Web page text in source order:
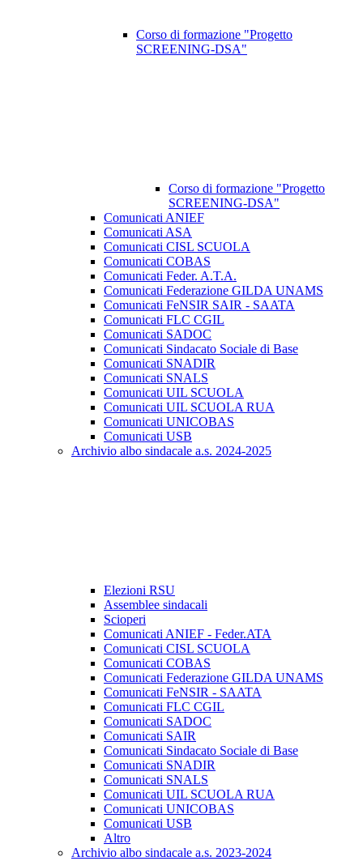
Corso di formazione "Progetto
SCREENING-DSA"
Corso di formazione "Progetto
SCREENING-DSA"
Comunicati ANIEF
Comunicati ASA
Comunicati CISL SCUOLA
Comunicati COBAS
Comunicati Feder. A.T.A.
Comunicati Federazione GILDA UNAMS
Comunicati FeNSIR SAIR - SAATA
Comunicati FLC CGIL
Comunicati SADOC
Comunicati Sindacato Sociale di Base
Comunicati SNADIR
Comunicati SNALS
Comunicati UIL SCUOLA
Comunicati UIL SCUOLA RUA
Comunicati UNICOBAS
Comunicati USB
Archivio albo sindacale a.s. 2024-2025
Elezioni RSU
Assemblee sindacali
Scioperi
Comunicati ANIEF - Feder.ATA
Comunicati CISL SCUOLA
Comunicati COBAS
Comunicati Federazione GILDA UNAMS
Comunicati FeNSIR - SAATA
Comunicati FLC CGIL
Comunicati SADOC
Comunicati SAIR
Comunicati Sindacato Sociale di Base
Comunicati SNADIR
Comunicati SNALS
Comunicati UIL SCUOLA RUA
Comunicati UNICOBAS
Comunicati USB
Altro
Archivio albo sindacale a.s. 2023-2024